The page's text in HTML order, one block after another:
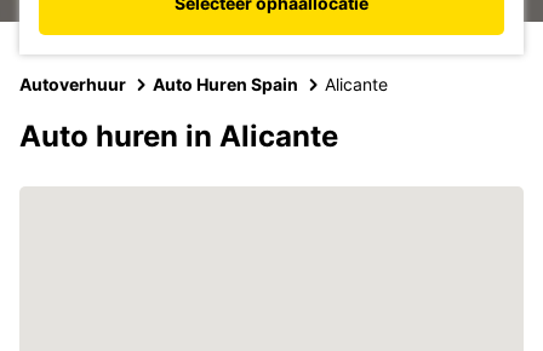
Autoverhuur Auto Huren Spain Alicante
Auto huren in Alicante